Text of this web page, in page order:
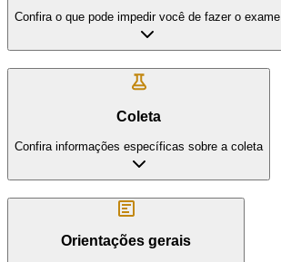
Confira o que pode impedir você de fazer o exame
Coleta
Confira informações específicas sobre a coleta
Orientações gerais